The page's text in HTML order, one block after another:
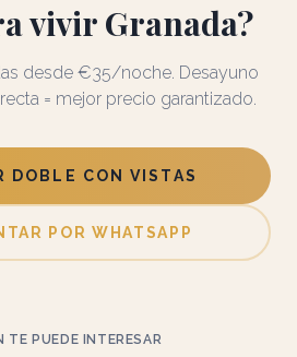
vivir Granada?
desde €35/noche. Desayuno
= mejor precio garantizado.
DOBLE CON VISTAS
POR WHATSAPP
TE PUEDE INTERESAR